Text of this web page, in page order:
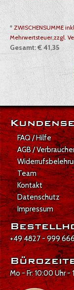
* ZWISCHENSUMME
Mehrwertsteuer,zzgl.
Gesamt:€ 41,35
Gesamt: € 41,35
FAQ / Hilfe
AGB /
Team
Kontakt
Datenschutz
Impressum
+49 4827 - 999
Mo - Fr: 10:00 Uhr -